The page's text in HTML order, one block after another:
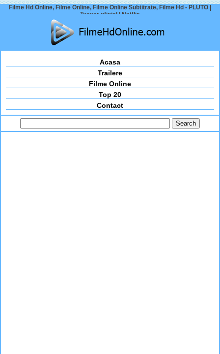
Filme Hd Online, Filme Online, Filme Online Subtitrate, Filme Hd - PLUTO |
Teaser oficial | Netflix
Acasa
Trailere
Filme Online
Top 20
Contact